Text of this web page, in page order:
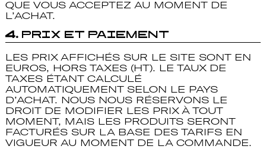
QUE VOUS ACCEPTEZ AU MOMENT DE
L’ACHAT.
4. Prix et Paiement
LES PRIX AFFICHÉS SUR LE SITE SONT EN
EUROS, HORS TAXES (HT). LE TAUX DE
TAXES ÉTANT CALCULÉ
AUTOMATIQUEMENT SELON LE PAYS
D’ACHAT. NOUS NOUS RÉSERVONS LE
DROIT DE MODIFIER LES PRIX À TOUT
MOMENT, MAIS LES PRODUITS SERONT
FACTURÉS SUR LA BASE DES TARIFS EN
VIGUEUR AU MOMENT DE LA COMMANDE.